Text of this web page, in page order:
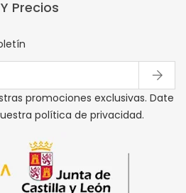
Precios
promociones exclusivas. Date
política de privacidad.